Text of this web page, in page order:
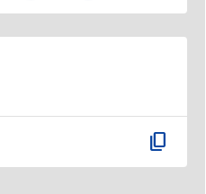
content_copy